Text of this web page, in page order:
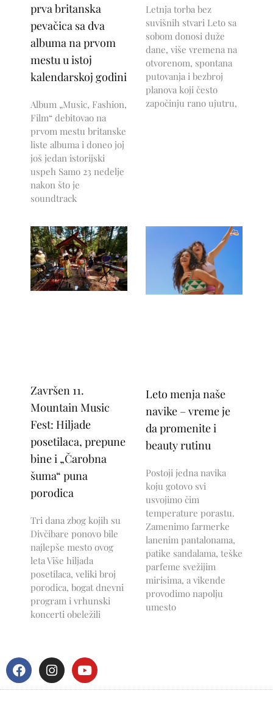
prva britanska
pevačica sa dva
albuma na prvom
mestu u istoj
kalendarskoj godini
Album „Music, Fashion,
Film“ debitovao na
prvom mestu britanske
liste albuma i doneo joj
još jedan istorijski
uspeh Samo 23 nedelje
nakon što je
soundtrack
Letnja torba bez
suvišnih stvari Leto sa
sobom donosi duže
dane, više vremena na
otvorenom, spontana
putovanja i bezbroj
planova koji često
započinju rano ujutru,
Završen 11.
Mountain Music
Fest: Hiljade
posetilaca, prepune
bine i „Čarobna
šuma“ puna
porodica
Tri dana zbog kojih su
Divčibare ponovo bile
najlepše mesto ovog
leta Više hiljada
posetilaca, veliki broj
porodica, bogat dnevni
program i vrhunski
koncerti obeležili
Leto menja naše
navike – vreme je
da promenite i
beauty rutinu
Postoji jedna navika
koju gotovo svi
usvojimo čim
temperature porastu.
Zamenimo farmerke
lanenim pantalonama,
patike sandalama, teške
parfeme svežijim
mirisima, a vikende
provodimo napolju
umesto